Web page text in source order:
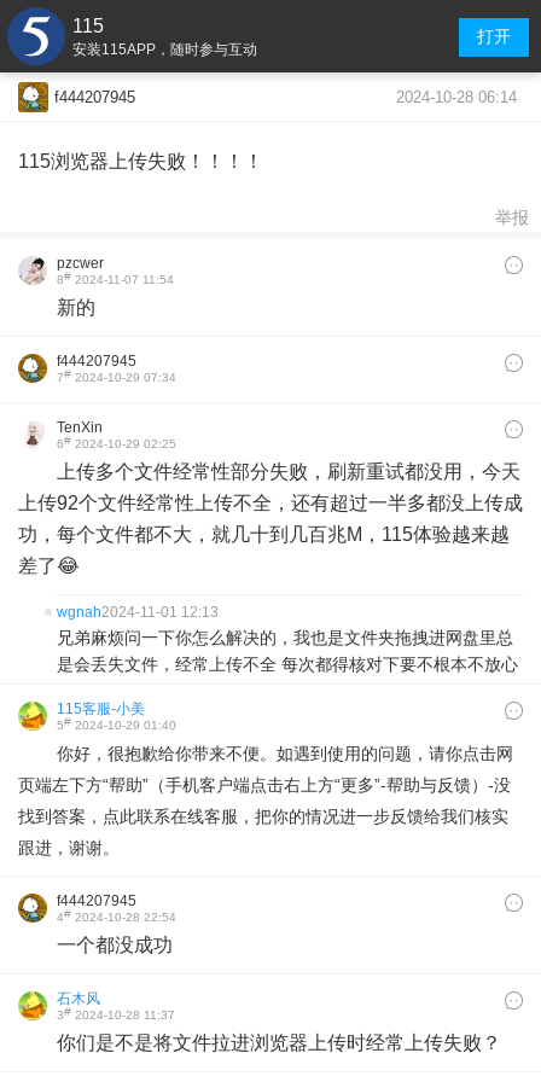
115
安装115APP，随时参与互动
打开
f444207945 2024-10-28 06:14
115浏览器上传失败！！！！
举报
pzcwer
8# 2024-11-07 11:54
新的
f444207945
7# 2024-10-29 07:34
TenXin
6# 2024-10-29 02:25
上传多个文件经常性部分失败，刷新重试都没用，今天
上传92个文件经常性上传不全，还有超过一半多都没上传成
功，每个文件都不大，就几十到几百兆M，115体验越来越
差了😂
wgnah2024-11-01 12:13
兄弟麻烦问一下你怎么解决的，我也是文件夹拖拽进网盘里总
是会丢失文件，经常上传不全 每次都得核对下要不根本不放心
115客服-小美
5# 2024-10-29 01:40
你好，很抱歉给你带来不便。如遇到使用的问题，请你点击网
页端左下方“帮助”（手机客户端点击右上方“更多”-帮助与反馈）-没
找到答案，点此联系在线客服，把你的情况进一步反馈给我们核实
跟进，谢谢。
f444207945
4# 2024-10-28 22:54
一个都没成功
石木风
3# 2024-10-28 11:37
你们是不是将文件拉进浏览器上传时经常上传失败？